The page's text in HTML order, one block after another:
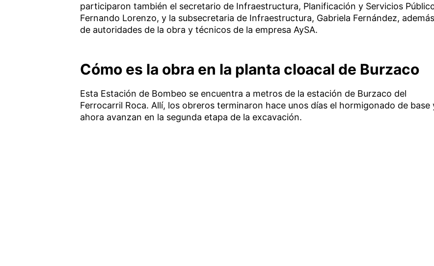
participaron también el secretario de Infraestructura, Planificación y Servicios
Fernando Lorenzo, y la subsecretaria de Infraestructura, Gabriela Fernández, además
de autoridades de la obra y técnicos de la empresa AySA.
Cómo es la obra en la planta cloacal de Burzaco
Esta Estación de Bombeo se encuentra a metros de la estación de Burzaco del
Ferrocarril Roca. Allí, los obreros terminaron hace unos días el hormigonado de base
ahora avanzan en la segunda etapa de la excavación.